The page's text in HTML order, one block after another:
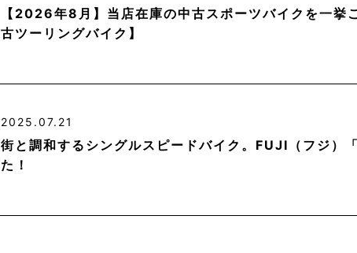
【2026年8月】当店在庫の中古スポーツバイクを一挙
古ツーリングバイク】
2025.07.21
街と調和するシングルスピードバイク。FUJI（フジ）
た！